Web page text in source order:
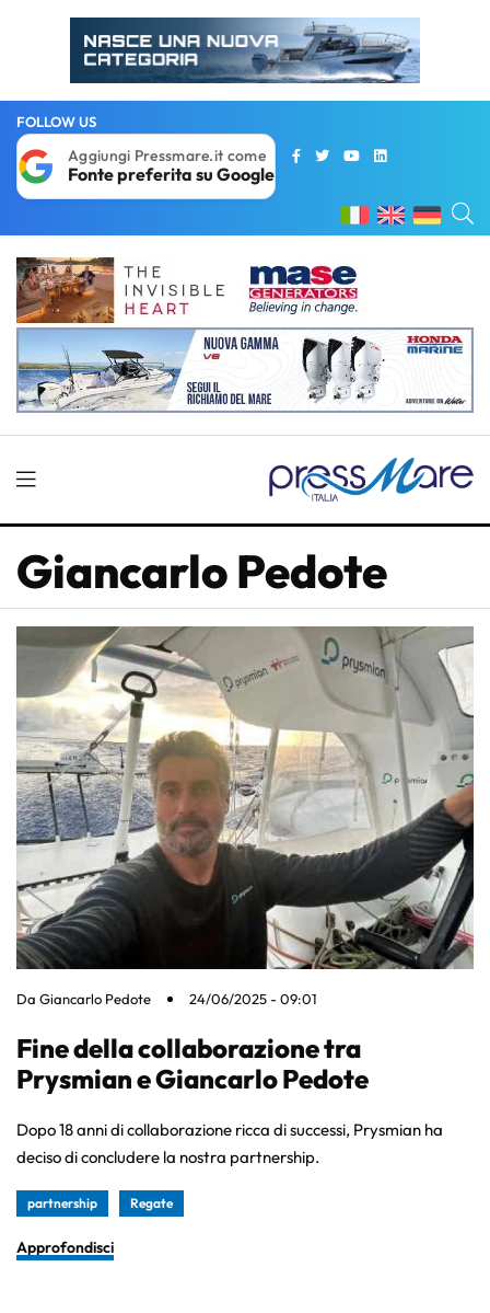
FOLLOW US
Aggiungi Pressmare.it come
Fonte preferita su Google
Giancarlo Pedote
Da Giancarlo Pedote 24/06/2025 - 09:01
Fine della collaborazione tra
Prysmian e Giancarlo Pedote
Dopo 18 anni di collaborazione ricca di successi, Prysmian ha
deciso di concludere la nostra partnership.
partnership Regate
Approfondisci